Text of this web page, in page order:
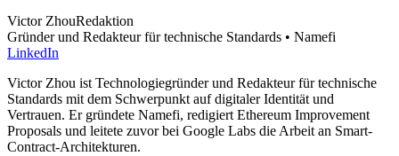
Victor ZhouRedaktion
Gründer und Redakteur für technische Standards • Namefi
LinkedIn
Victor Zhou ist Technologiegründer und Redakteur für technische
Standards mit dem Schwerpunkt auf digitaler Identität und
Vertrauen. Er gründete Namefi, redigiert Ethereum Improvement
Proposals und leitete zuvor bei Google Labs die Arbeit an Smart-
Contract-Architekturen.